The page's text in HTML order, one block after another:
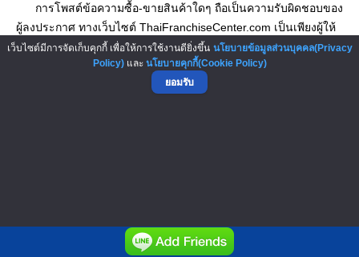
การโพสต์ข้อความซื้อ-ขายสินค้าใดๆ ถือเป็นความรับผิดชอบของ
ผู้ลงประกาศ ทางเว็บไซต์ ThaiFranchiseCenter.com เป็นเพียงผู้ให้
บริการ และไม่มีส่วนเกี่ยวข้องกับการกระทำดังกล่าว รวมทั้งไม่มีส่วน
รับผิดชอบใดๆ และไม่สามารถนำไปอ้างอิงทางกฎหมายได้
วิจารณญาณและดุลยพินิจ ก่อนโอนเงินชำระค่าสินค้าทุกครั้ง
เว็บไซต์มีการจัดเก็บคุกกี้ เพื่อให้การใช้งานดียิ่งขึ้น นโยบายข้อมูลส่วนบุคคล(Privacy
Policy)และ นโยบายคุกกี้(Cookie Policy)
ยอมรับ